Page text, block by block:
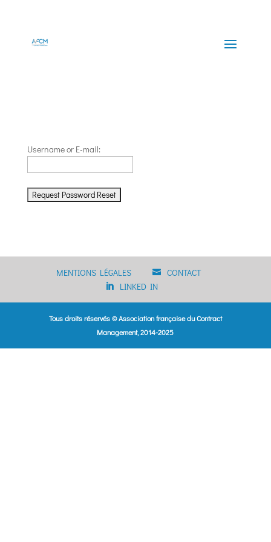
Username or E-mail:
MENTIONS LÉGALES
CONTACT
LINKED IN
Tous droits réservés © Association française du Contract
Management, 2014-2025